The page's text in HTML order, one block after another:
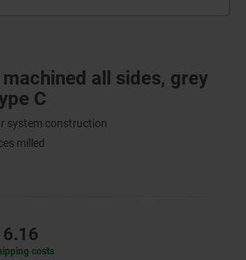
all sides, grey
C
system construction
milled
costs